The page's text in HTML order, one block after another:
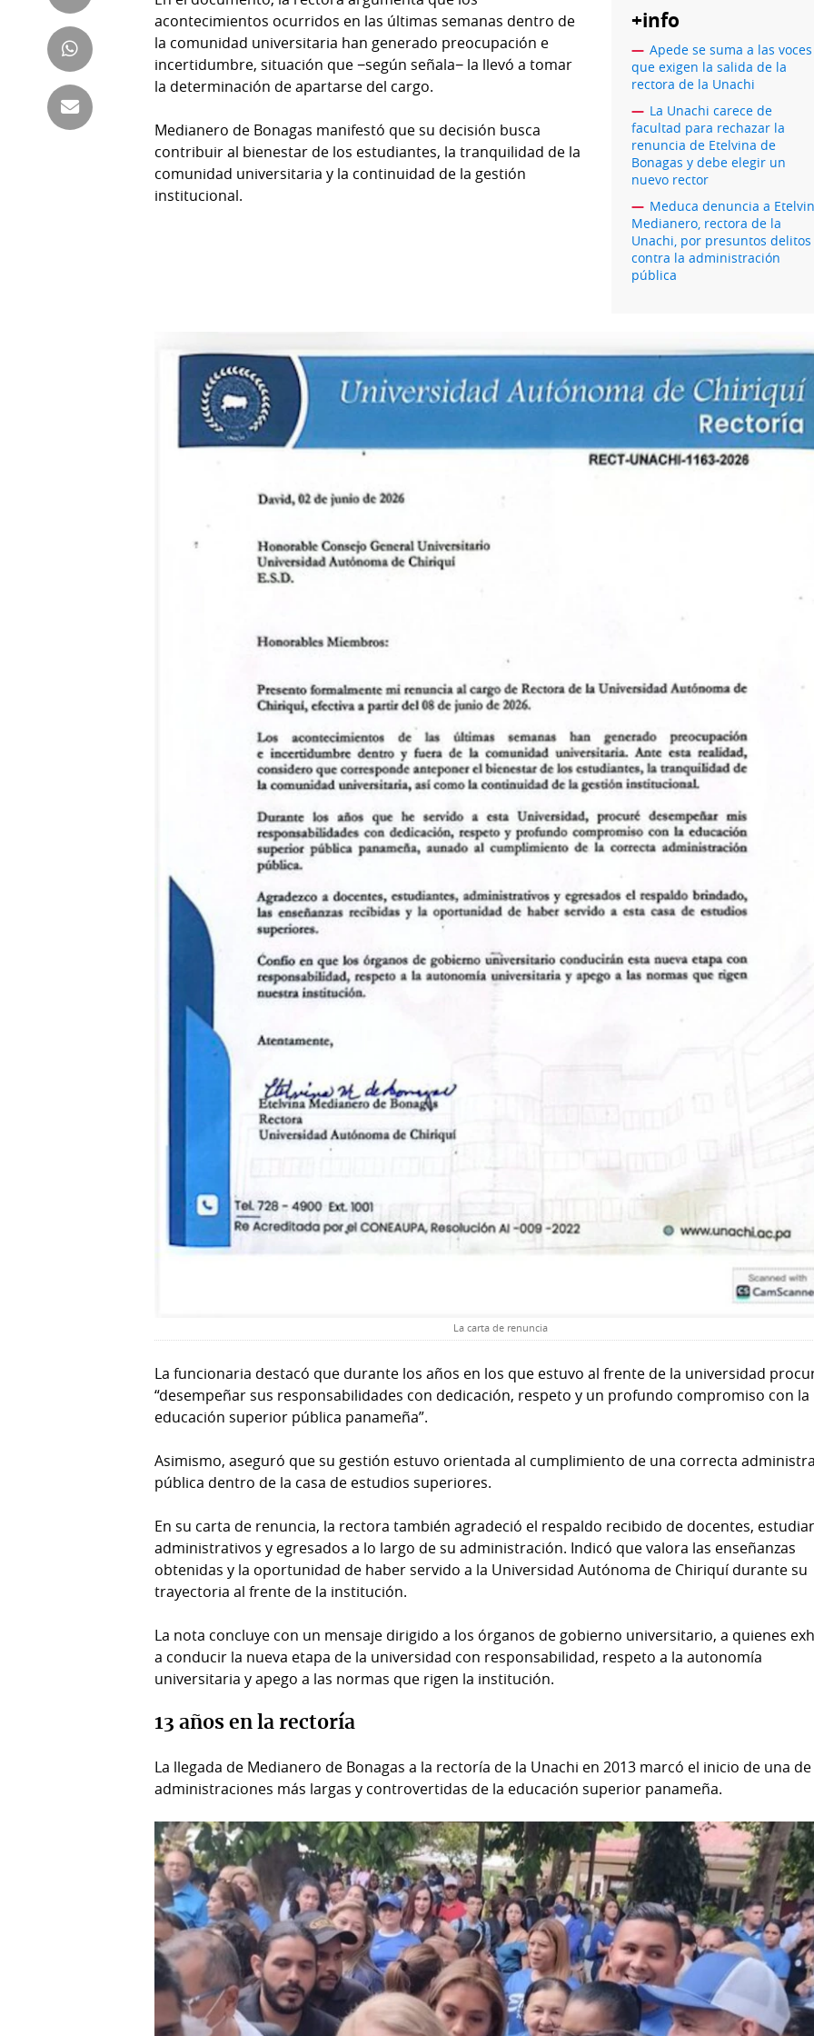
Tienda
Panamá
Tiquetes
Club
La
Busca
+info
Apede se suma a las voces
que exigen la salida de la
rectora de la Unachi
La Unachi carece de
facultad para rechazar la
renuncia de Etelvina de
Bonagas y debe elegir un
nuevo rector
Meduca denuncia a
Medianero, rectora de la
Unachi, por presuntos delitos
contra la administración
pública
acontecimientos ocurridos en las últimas semanas dentro de
la comunidad universitaria han generado preocupación e
incertidumbre, situación que −según señala− la llevó a tomar
la determinación de apartarse del cargo.
Medianero de Bonagas manifestó que su decisión busca
contribuir al bienestar de los estudiantes, la tranquilidad de la
comunidad universitaria y la continuidad de la gestión
institucional.
La carta de renuncia
La funcionaria destacó que durante los años en los que estuvo al frente de la universidad
“desempeñar sus responsabilidades con dedicación, respeto y un profundo compromiso con la
educación superior pública panameña”.
Asimismo, aseguró que su gestión estuvo orientada al cumplimiento de una correcta
pública dentro de la casa de estudios superiores.
En su carta de renuncia, la rectora también agradeció el respaldo recibido de docentes,
administrativos y egresados a lo largo de su administración. Indicó que valora las enseñanzas
obtenidas y la oportunidad de haber servido a la Universidad Autónoma de Chiriquí durante su
trayectoria al frente de la institución.
La nota concluye con un mensaje dirigido a los órganos de gobierno universitario, a quienes
a conducir la nueva etapa de la universidad con responsabilidad, respeto a la autonomía
universitaria y apego a las normas que rigen la institución.
13 años en la rectoría
La llegada de Medianero de Bonagas a la rectoría de la Unachi en 2013 marcó el inicio de una
administraciones más largas y controvertidas de la educación superior panameña.